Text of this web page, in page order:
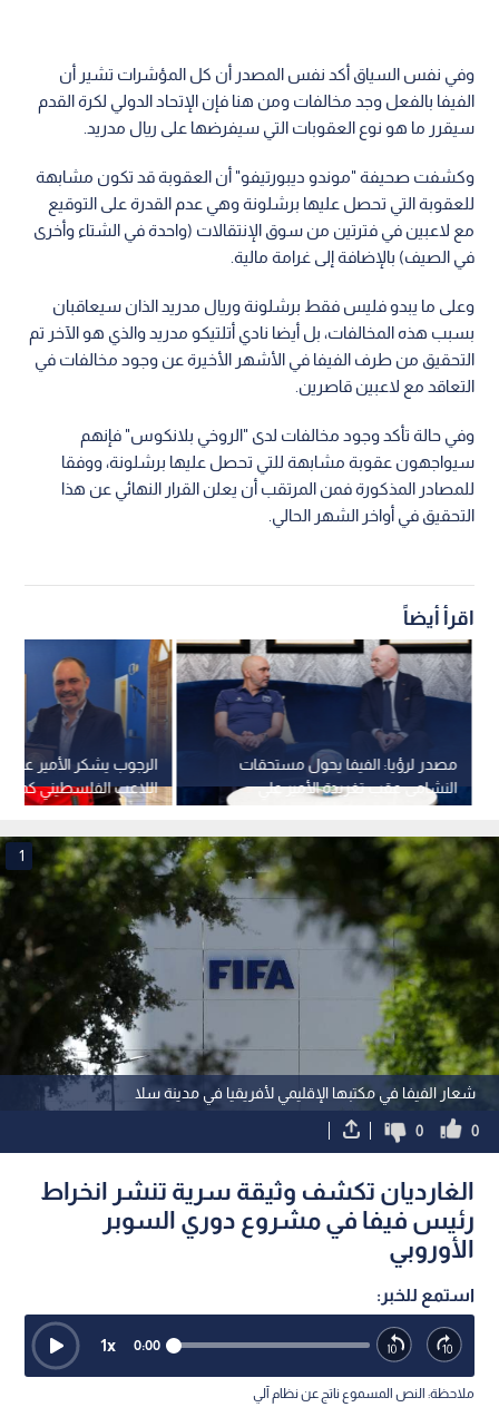
وفي نفس السياق أكد نفس المصدر أن كل المؤشرات تشير أن
الفيفا بالفعل وجد مخالفات ومن هنا فإن الإتحاد الدولي لكرة القدم
سيقرر ما هو نوع العقوبات التي سيفرضها على ريال مدريد.
وكشفت صحيفة "موندو ديبورتيفو" أن العقوبة قد تكون مشابهة
للعقوبة التي تحصل عليها برشلونة وهي عدم القدرة على التوقيع
مع لاعبين في فترتين من سوق الإنتقالات (واحدة في الشتاء وأخرى
في الصيف) بالإضافة إلى غرامة مالية.
وعلى ما يبدو فليس فقط برشلونة وريال مدريد الذان سيعاقبان
بسبب هذه المخالفات، بل أيضا نادي أتلتيكو مدريد والذي هو الآخر تم
التحقيق من طرف الفيفا في الأشهر الأخيرة عن وجود مخالفات في
التعاقد مع لاعبين قاصرين.
وفي حالة تأكد وجود مخالفات لدى "الروخي بلانكوس" فإنهم
سيواجهون عقوبة مشابهة للتي تحصل عليها برشلونة، ووفقا
للمصادر المذكورة فمن المرتقب أن يعلن القرار النهائي عن هذا
التحقيق في أواخر الشهر الحالي.
اقرأ أيضاً
الرجوب يشكر
اللاعب الفلسطيني
مصدر لرؤيا: الفيفا يحول مستحقات
النشامى عقب تغريدة الأمير علي
شعار الفيفا في مكتبها الإقليمي لأفريقيا في مدينة سلا
1
0
0
الغارديان تكشف وثيقة سرية تنشر انخراط
رئيس فيفا في مشروع دوري السوبر
الأوروبي
استمع للخبر:
0:00
1x
ملاحظة: النص المسموع ناتج عن نظام آلي